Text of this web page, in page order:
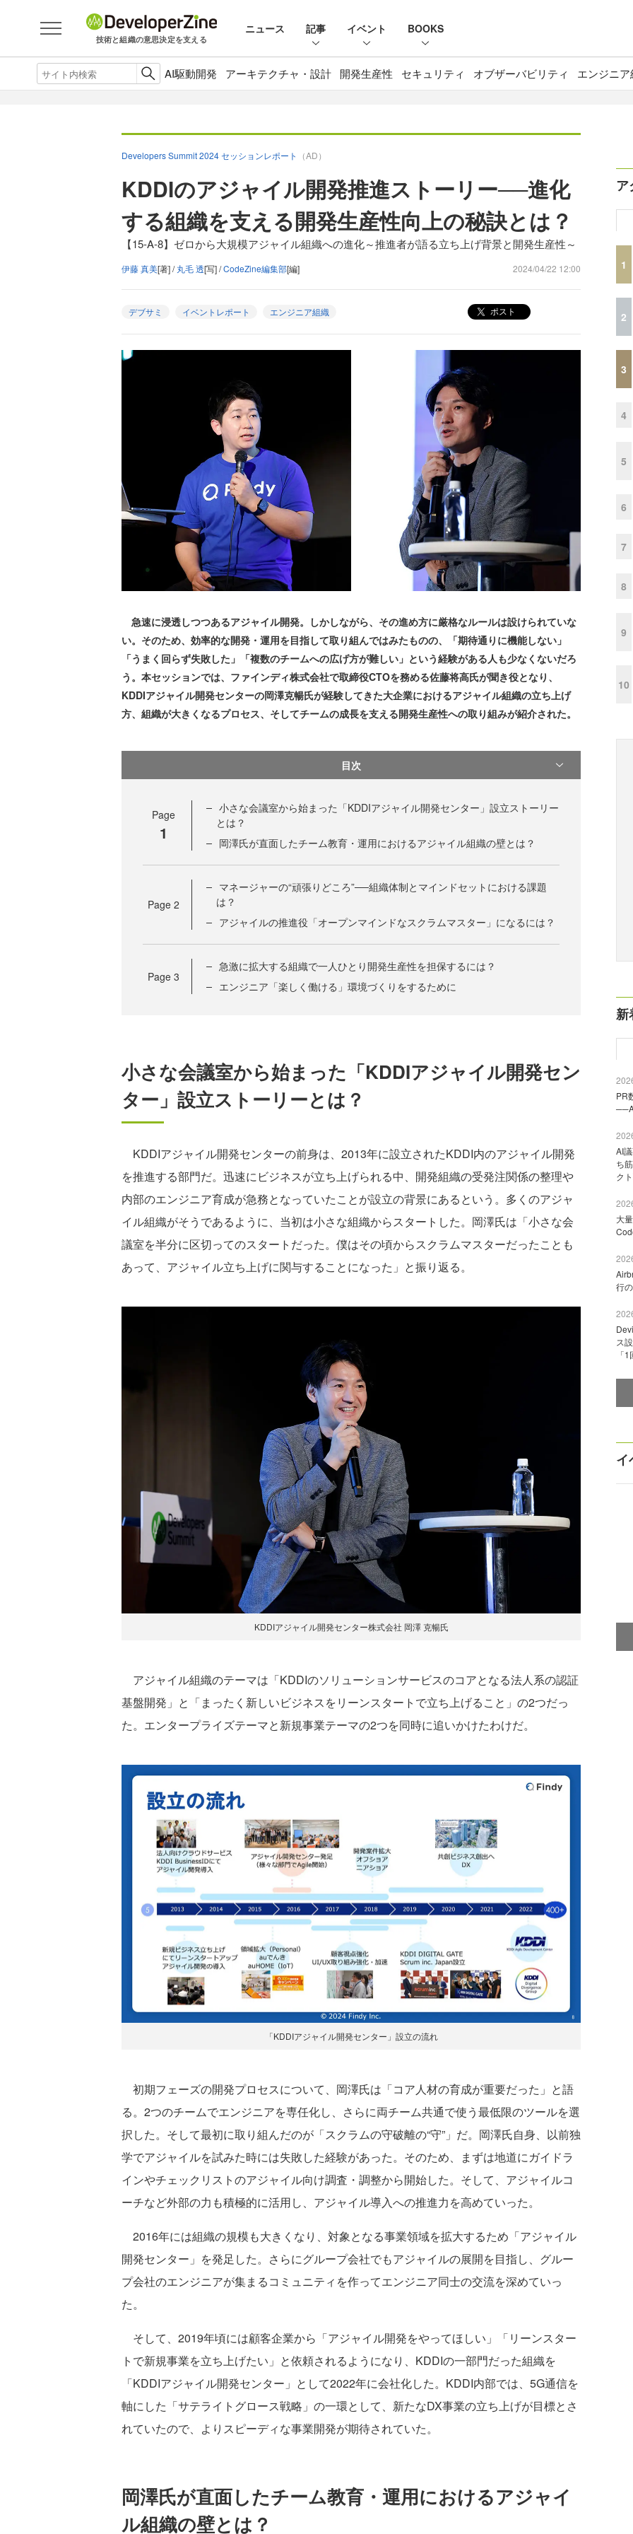
技術と組織の意思決定を支える
ニュース 記事 イベント BOOKS
AI駆動開発 アーキテクチャ・設計 開発生産性 セキュリティ オブザーバビリティ エンジニ
Developers Summit 2024 セッションレポート （AD）
KDDIのアジャイル開発推進ストーリー──進化
する組織を支える開発生産性向上の秘訣とは？
【15-A-8】ゼロから大規模アジャイル組織への進化～推進者が語る立ち上げ背景と開発生産性～
伊藤 真美[著] /丸毛 透[写] /CodeZine編集部[編] 2024/04/22 12:00
デブサミ イベントレポート エンジニア組織 ポスト
急速に浸透しつつあるアジャイル開発。しかしながら、その進め方に厳格なルールは設けられていな
い。そのため、効率的な開発・運用を目指して取り組んではみたものの、「期待通りに機能しない」
「うまく回らず失敗した」「複数のチームへの広げ方が難しい」という経験がある人も少なくないだろ
う。本セッションでは、ファインディ株式会社で取締役CTOを務める佐藤将高氏が聞き役となり、
KDDIアジャイル開発センターの岡澤克暢氏が経験してきた大企業におけるアジャイル組織の立ち上げ
方、組織が大きくなるプロセス、そしてチームの成長を支える開発生産性への取り組みが紹介された。
目次
Page
1
小さな会議室から始まった「KDDIアジャイル開発センター」設立ストーリー
とは？
岡澤氏が直面したチーム教育・運用におけるアジャイル組織の壁とは？
Page 2
マネージャーの“頑張りどころ”──組織体制とマインドセットにおける課題
は？
アジャイルの推進役「オープンマインドなスクラムマスター」になるには？
Page 3
急激に拡大する組織で一人ひとり開発生産性を担保するには？
エンジニア「楽しく働ける」環境づくりをするために
小さな会議室から始まった「KDDIアジャイル開発セン
ター」設立ストーリーとは？
KDDIアジャイル開発センターの前身は、2013年に設立されたKDDI内のアジャイル開発
を推進する部門だ。迅速にビジネスが立ち上げられる中、開発組織の受発注関係の整理や
内部のエンジニア育成が急務となっていたことが設立の背景にあるという。多くのアジャ
イル組織がそうであるように、当初は小さな組織からスタートした。岡澤氏は「小さな会
議室を半分に区切ってのスタートだった。僕はその頃からスクラムマスターだったことも
あって、アジャイル立ち上げに関与することになった」と振り返る。
KDDIアジャイル開発センター株式会社 岡澤 克暢氏
アジャイル組織のテーマは「KDDIのソリューションサービスのコアとなる法人系の認証
基盤開発」と「まったく新しいビジネスをリーンスタートで立ち上げること」の2つだっ
た。エンタープライズテーマと新規事業テーマの2つを同時に追いかけたわけだ。
「KDDIアジャイル開発センター」設立の流れ
初期フェーズの開発プロセスについて、岡澤氏は「コア人材の育成が重要だった」と語
る。2つのチームでエンジニアを専任化し、さらに両チーム共通で使う最低限のツールを選
択した。そして最初に取り組んだのが「スクラムの守破離の“守”」だ。岡澤氏自身、以前独
学でアジャイルを試みた時には失敗した経験があった。そのため、まずは地道にガイドラ
インやチェックリストのアジャイル向け調査・調整から開始した。そして、アジャイルコ
ーチなど外部の力も積極的に活用し、アジャイル導入への推進力を高めていった。
2016年には組織の規模も大きくなり、対象となる事業領域を拡大するため「アジャイル
開発センター」を発足した。さらにグループ会社でもアジャイルの展開を目指し、グルー
プ会社のエンジニアが集まるコミュニティを作ってエンジニア同士の交流を深めていっ
た。
そして、2019年頃には顧客企業から「アジャイル開発をやってほしい」「リーンスター
トで新規事業を立ち上げたい」と依頼されるようになり、KDDIの一部門だった組織を
「KDDIアジャイル開発センター」として2022年に会社化した。KDDI内部では、5G通信を
軸にした「サテライトグロース戦略」の一環として、新たなDX事業の立ち上げが目標とさ
れていたので、よりスピーディな事業開発が期待されていた。
岡澤氏が直面したチーム教育・運用におけるアジャイ
ル組織の壁とは？
ア
1
2
3
4
5
6
7
8
9
10
新
PR
AI
ち
ク
大
行
ス
「
イ